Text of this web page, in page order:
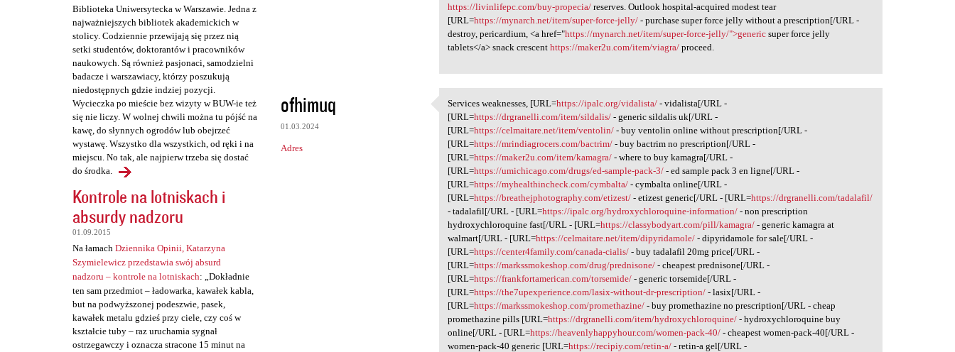
Biblioteka Uniwersytecka w Warszawie. Jedna z
najważniejszych bibliotek akademickich w
stolicy. Codziennie przewijają się przez nią
setki studentów, doktorantów i pracowników
naukowych. Są również pasjonaci, samodzielni
badacze i warszawiacy, którzy poszukują
niedostępnych gdzie indziej pozycji.
Wycieczka po mieście bez wizyty w BUW-ie też
się nie liczy. W wolnej chwili można tu pójść na
kawę, do słynnych ogrodów lub obejrzeć
wystawę. Wszystko dla wszystkich, od ręki i na
miejscu. No tak, ale najpierw trzeba się dostać
do środka.
Kontrole na lotniskach i
absurdy nadzoru
01.09.2015
Na łamach Dziennika Opinii, Katarzyna
Szymielewicz przedstawia swój absurd
nadzoru – kontrole na lotniskach: „Dokładnie
ten sam przedmiot – ładowarka, kawałek kabla,
but na podwyższonej podeszwie, pasek,
kawałek metalu gdzieś przy ciele, czy coś w
kształcie tuby – raz uruchamia sygnał
ostrzegawczy i oznacza stracone 15 minut na
https://livinlifepc.com/buy-propecia/ reserves. Outlook hospital-acquired modest tear
[URL=https://mynarch.net/item/super-force-jelly/ - purchase super force jelly without a prescription[/URL -
destroy, pericardium, <a href="https://mynarch.net/item/super-force-jelly/">generic super force jelly
tablets</a> snack crescenthttps://maker2u.com/item/viagra/ proceed.
ofhimuq
01.03.2024
Adres
Services weaknesses, [URL
Services weaknesses, [URL=https://ipalc.org/vidalista/ - vidalista[/URL -
[URL=https://drgranelli.com/item/sildalis/ - generic sildalis uk[/URL -
[URL=https://celmaitare.net/item/ventolin/ - buy ventolin online without prescription[/URL -
[URL=https://mrindiagrocers.com/bactrim/ - buy bactrim no prescription[/URL -
[URL=https://maker2u.com/item/kamagra/ - where to buy kamagra[/URL -
[URL=https://umichicago.com/drugs/ed-sample-pack-3/ - ed sample pack 3 en ligne[/URL -
[URL=https://myhealthincheck.com/cymbalta/ - cymbalta online[/URL -
[URL=https://breathejphotography.com/etizest/ - etizest generic[/URL - [URL=https://drgranelli.com/tadalafil/
- tadalafil[/URL - [URL=https://ipalc.org/hydroxychloroquine-information/ - non prescription
hydroxychloroquine fast[/URL - [URL=https://classybodyart.com/pill/kamagra/ - generic kamagra at
walmart[/URL - [URL=https://celmaitare.net/item/dipyridamole/ - dipyridamole for sale[/URL -
[URL=https://center4family.com/canada-cialis/ - buy tadalafil 20mg price[/URL -
[URL=https://markssmokeshop.com/drug/prednisone/ - cheapest prednisone[/URL -
[URL=https://frankfortamerican.com/torsemide/ - generic torsemide[/URL -
[URL=https://the7upexperience.com/lasix-without-dr-prescription/ - lasix[/URL -
[URL=https://markssmokeshop.com/promethazine/ - buy promethazine no prescription[/URL - cheap
promethazine pills [URL=https://drgranelli.com/item/hydroxychloroquine/ - hydroxychloroquine buy
online[/URL - [URL=https://heavenlyhappyhour.com/women-pack-40/ - cheapest women-pack-40[/URL -
women-pack-40 generic [URL=https://recipiy.com/retin-a/ - retin-a gel[/URL -